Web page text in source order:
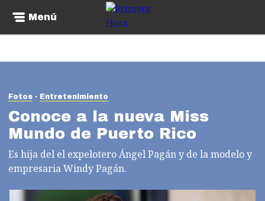
Menú
Fotos Entretenimiento
Conoce a la nueva Miss
Mundo de Puerto Rico
Es hija del el expelotero Ángel Pagán y de la modelo y
empresaria Windy Pagán.